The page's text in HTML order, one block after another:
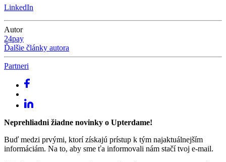
LinkedIn
Autor
24pay
Ďalšie články autora
Partneri
Neprehliadni žiadne novinky o Upterdame!
Buď medzi prvými, ktorí získajú prístup k tým najaktuálnejším
informáciám. Na to, aby sme ťa informovali nám stačí tvoj e-mail.